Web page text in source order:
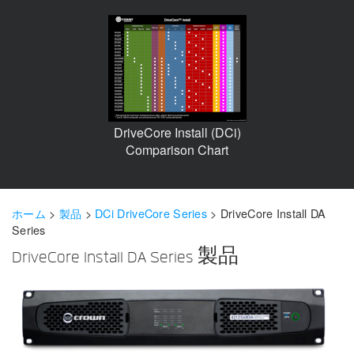
言語/地域
DriveCore Install (DCi)
Comparison Chart
ホーム > 製品 > DCi DriveCore Series> DriveCore Install DA
Series
DriveCore Install DA Series 製品